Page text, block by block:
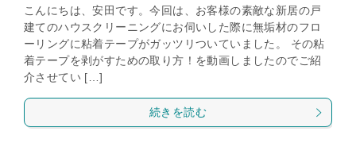
こんにちは、安田です。今回は、お客様の素敵な新居の戸
建てのハウスクリーニングにお伺いした際に無垢材のフロ
ーリングに粘着テープがガッツリついていました。 その粘
着テープを剥がすための取り方！を動画しましたのでご紹
介させてい […]
続きを読む